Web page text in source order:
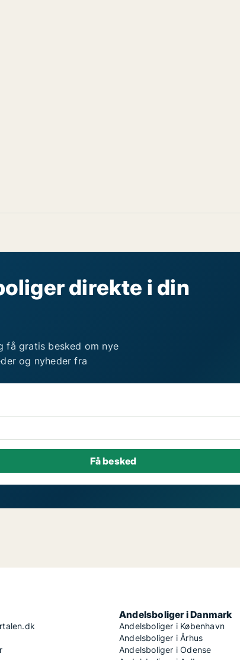
direkte i din
få gratis besked om nye
og nyheder fra
Andelsboliger i Danmark
Andelsboliger i København
Andelsboliger i Århus
Andelsboliger i Odense